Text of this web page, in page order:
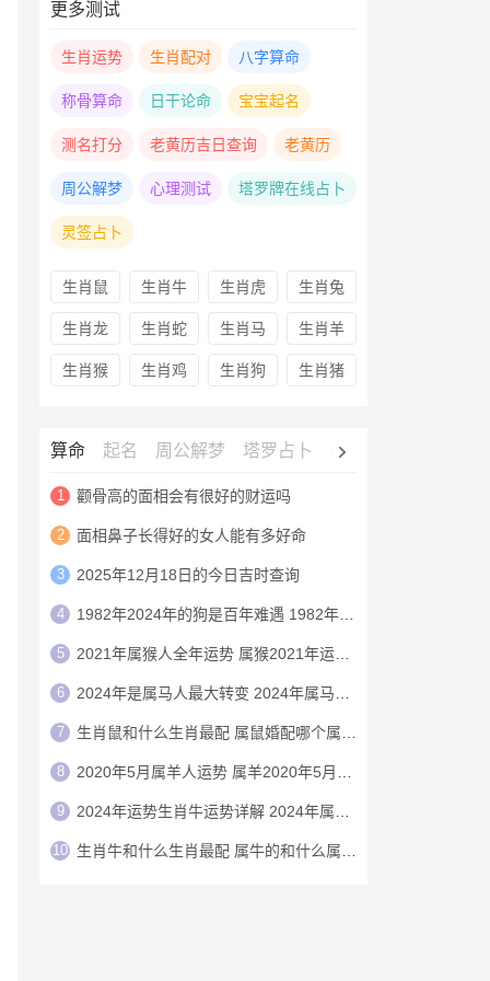
更多测试
生肖运势 生肖配对 八字算命
称骨算命 日干论命 宝宝起名
测名打分 老黄历吉日查询 老黄历
周公解梦 心理测试 塔罗牌在线占卜
灵签占卜
生肖鼠 生肖牛 生肖虎 生肖兔
生肖龙 生肖蛇 生肖马 生肖羊
生肖猴 生肖鸡 生肖狗 生肖猪
算命 起名 周公解梦 塔罗占卜 心理测试
1 颧骨高的面相会有很好的财运吗
2 面相鼻子长得好的女人能有多好命
3 2025年12月18日的今日吉时查询
4 1982年2024年的狗是百年难遇 1982年的狗在2024年怎么样
5 2021年属猴人全年运势 属猴2021年运势及运程
6 2024年是属马人最大转变 2024年属马人的全年运势
7 生肖鼠和什么生肖最配 属鼠婚配哪个属相最好
8 2020年5月属羊人运势 属羊2020年5月运程
9 2024年运势生肖牛运势详解 2024年属牛人的全年运势详解
10 生肖牛和什么生肖最配 属牛的和什么属相最配